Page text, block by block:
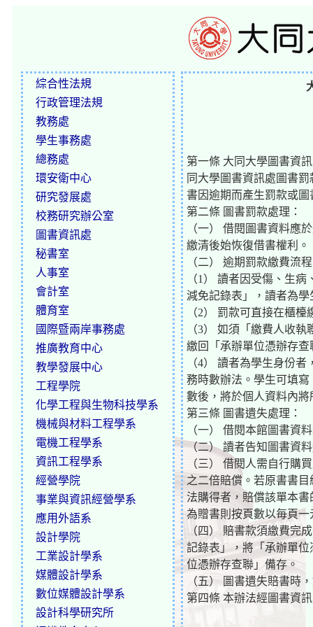
綜合性法規
行政管理法規
教務處
學生事務處
總務處
環安衛中心
研究發展處
校務研究辦公室
圖書資訊處
秘書室
人事室
會計室
體育室
國際暨兩岸事務處
推廣教育中心
教學發展中心
工程學院
化學工程與生物科技學系
機械與材料工程學系
電機工程學系
資訊工程學系
經營學院
事業與資訊經營學系
應用外語系
設計學院
工業設計學系
媒體設計學系
數位媒體設計學系
設計科學研究所
第一條 大同大學圖書資
同大學圖書資訊處圖書
書因逾期而產生罰款或
第二條 圖書罰款處理：
（一） 借閱圖書資料應
繳清後始恢復借書權利。
（二） 逾期罰款繳費流
（1） 讀者因受傷、生
減免記錄表」，讀者為
（2） 罰款可直接在櫃
（3） 如須「繳費人收
繳回「承辦單位憑辦存
（4） 讀者為學生身份
務時數辦法。學生可填
數後，將於個人資料內
第三條 圖書遺失處理：
（一） 借閱本館圖書資
（二） 讀者告知圖書資
（三） 借閱人需自行購
之二倍賠償。若原書書
法購得者，賠償該單本
為贈書則按頁數以毎頁
（四） 賠書款須繳費完
記錄表」，將「承辦單
位憑辦存查聯」備存。
（五） 圖書遺失賠書時
第四條 本辦法經圖書資